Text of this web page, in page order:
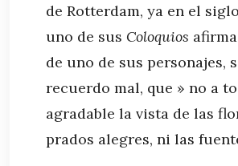
de Rotterdam, ya en el
uno de sus Coloquios
de uno de sus personajes,
recuerdo mal, que » no a
agradable la vista de las
prados alegres, ni las